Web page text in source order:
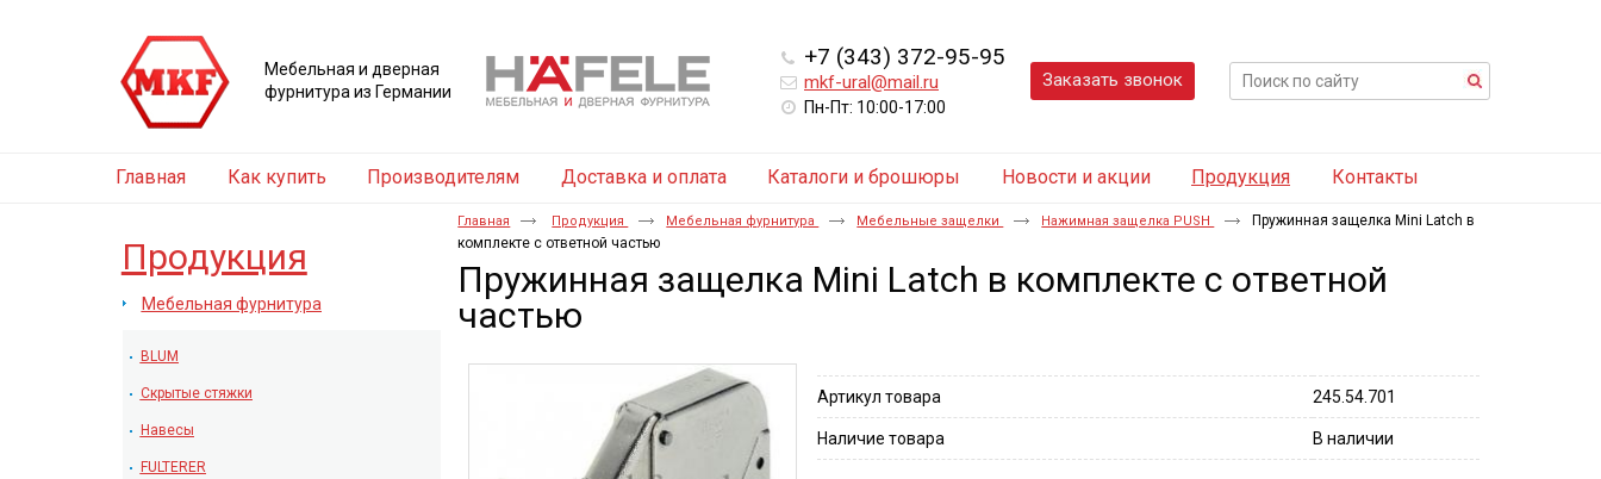
+7 (343) 372-95-95
mkf-ural@mail.ru
Пн-Пт: 10:00-17:00
Заказать звонок
Мебельная и дверная
фурнитура из Германии
Главная Как купить Производителям Доставка и оплата Каталоги и брошюры Новости и акции Продукция Контакты
Продукция
Мебельная фурнитура
BLUM
Скрытые стяжки
Навесы
FULTERER
Главная Продукция Мебельная фурнитура Мебельные защелки Нажимная защелка PUSH
Пружинная защелка Mini Latch в
комплекте с ответной частью
Пружинная защелка Mini Latch в комплекте с ответной
частью
Артикул товара 245.54.701
Наличие товара В наличии